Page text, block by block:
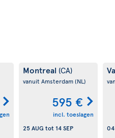
Montreal (CA)
vanuit Amsterdam(NL)
595 €
incl. toeslagen
25 AUG tot 14 SEP
04